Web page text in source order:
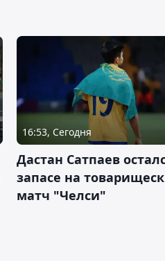
16:53, Сегодня
Дастан Сатпаев
запасе на
матч "Челси"